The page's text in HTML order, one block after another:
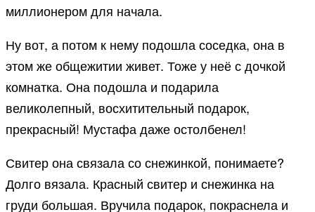
миллионером для начала.
Ну вот, а потом к нему подошла соседка, она в
этом же общежитии живет. Тоже у неё с дочкой
комнатка. Она подошла и подарила
великолепный, восхитительный подарок,
прекрасный! Мустафа даже остолбенел!
Свитер она связала со снежинкой, понимаете?
Долго вязала. Красный свитер и снежинка на
груди большая. Вручила подарок, покраснела и